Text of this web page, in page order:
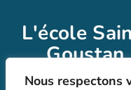
Nous respectons
L'école
Goustan
L’école Saint Goustan